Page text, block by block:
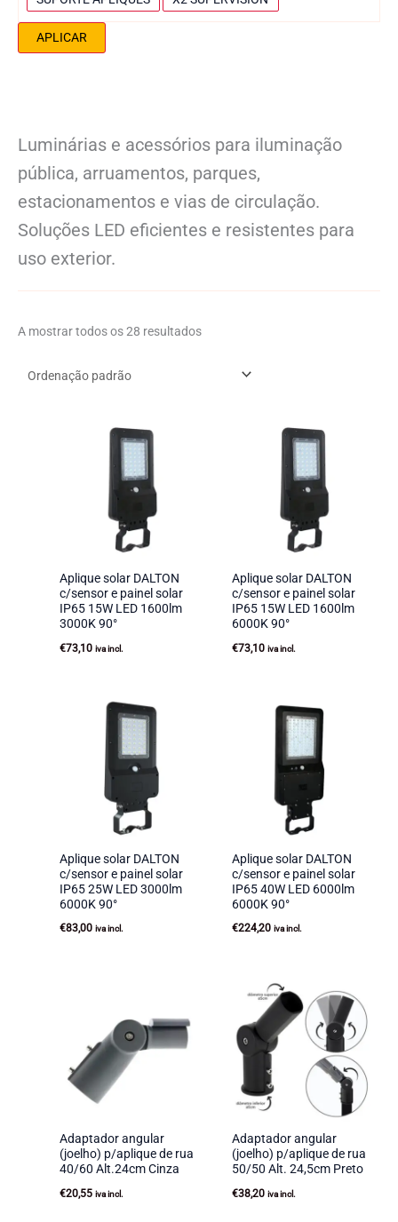
a
r
ã
i
APLICAR
Luminárias e acessórios para iluminação
pública, arruamentos, parques,
estacionamentos e vias de circulação.
Soluções LED eficientes e resistentes para
uso exterior.
A mostrar todos os 28 resultados
Aplique solar DALTON
c/sensor e painel solar
IP65 15W LED 1600lm
3000K 90°
€73,10 iva incl.
Aplique solar DALTON
c/sensor e painel solar
IP65 15W LED 1600lm
6000K 90°
€73,10 iva incl.
Aplique solar DALTON
c/sensor e painel solar
IP65 25W LED 3000lm
6000K 90°
€83,00 iva incl.
Aplique solar DALTON
c/sensor e painel solar
IP65 40W LED 6000lm
6000K 90°
€224,20 iva incl.
Adaptador angular
(joelho) p/aplique de rua
40/60 Alt.24cm Cinza
€20,55 iva incl.
Adaptador angular
(joelho) p/aplique de rua
50/50 Alt. 24,5cm Preto
€38,20 iva incl.